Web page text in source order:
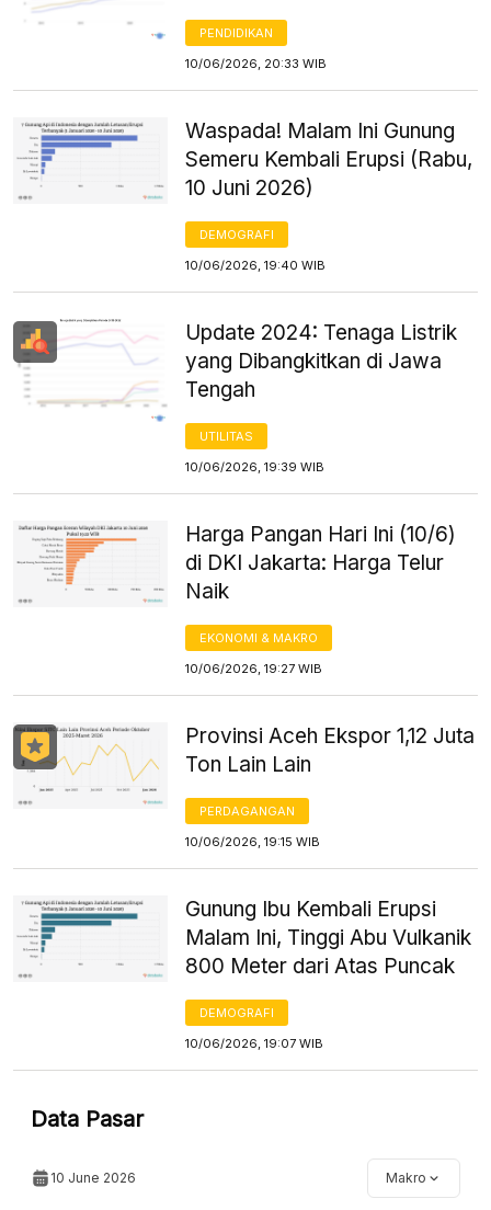
PENDIDIKAN
10/06/2026, 20:33 WIB
Waspada! Malam Ini Gunung
Semeru Kembali Erupsi (Rabu,
10 Juni 2026)
DEMOGRAFI
10/06/2026, 19:40 WIB
Update 2024: Tenaga Listrik
yang Dibangkitkan di Jawa
Tengah
UTILITAS
10/06/2026, 19:39 WIB
Harga Pangan Hari Ini (10/6)
di DKI Jakarta: Harga Telur
Naik
EKONOMI & MAKRO
10/06/2026, 19:27 WIB
Provinsi Aceh Ekspor 1,12 Juta
Ton Lain Lain
PERDAGANGAN
10/06/2026, 19:15 WIB
Gunung Ibu Kembali Erupsi
Malam Ini, Tinggi Abu Vulkanik
800 Meter dari Atas Puncak
DEMOGRAFI
10/06/2026, 19:07 WIB
Data Pasar
10 June 2026 Makro